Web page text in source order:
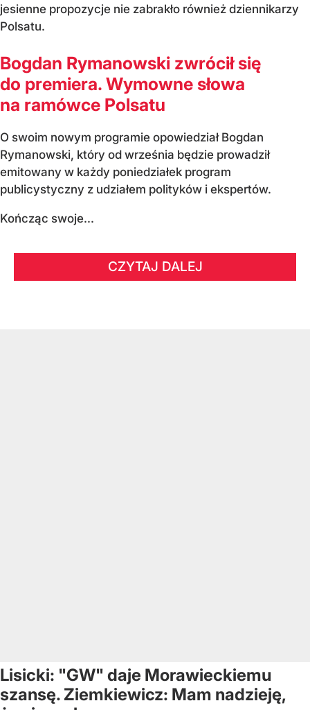
jesienne propozycje nie zabrakło również dziennikarzy
Polsatu.
Bogdan Rymanowski zwrócił się
do premiera. Wymowne słowa
na ramówce Polsatu
O swoim nowym programie opowiedział Bogdan
Rymanowski, który od września będzie prowadził
emitowany w każdy poniedziałek program
publicystyczny z udziałem polityków i ekspertów.
Kończąc swoje...
CZYTAJ DALEJ
Lisicki: "GW" daje Morawieckiemu
szansę. Ziemkiewicz: Mam nadzieję,